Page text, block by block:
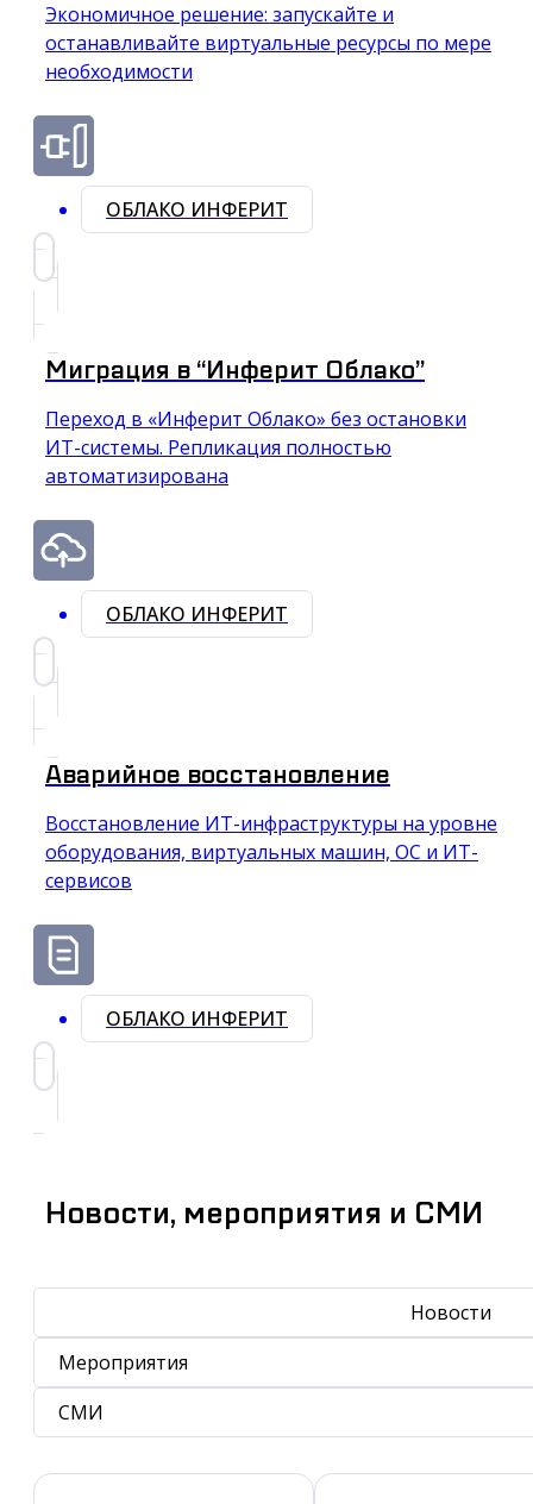
Экономичное решение: запускайте и
останавливайте виртуальные ресурсы по мере
необходимости
ОБЛАКО ИНФЕРИТ
Миграция в “Инферит Облако”
Переход в «Инферит Облако» без остановки
ИТ-системы. Репликация полностью
автоматизирована
ОБЛАКО ИНФЕРИТ
Аварийное восстановление
Восстановление ИТ-инфраструктуры на уровне
оборудования, виртуальных машин, ОС и ИТ-
сервисов
ОБЛАКО ИНФЕРИТ
Новости, мероприятия и СМИ
Новости
Мероприятия
СМИ